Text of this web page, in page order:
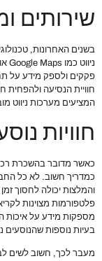
שירותים
בשנים האחרונות,
פקקים ולספק מידע על
חוויית הנסיעה
המציעים מערכות ניווט
חוויות
כאשר מדובר בהשכרת
כמדריך חשוב. לא כל
פלטפורמות מצוינות
מספקות מידע על איכות
בעיות נוספות
מעבר לכך, חשוב לשים לב